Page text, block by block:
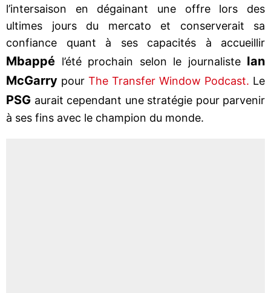
l’intersaison en dégainant une offre lors des
ultimes jours du mercato et conserverait sa
confiance quant à ses capacités à accueillir
Mbappé l’été prochain selon le journaliste Ian
McGarry pour The Transfer Window Podcast. Le
PSG aurait cependant une stratégie pour parvenir
à ses fins avec le champion du monde.